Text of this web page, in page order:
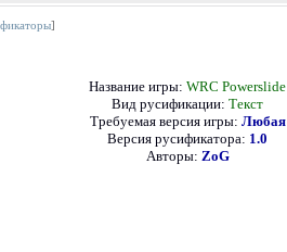
]
Название игры: WRC Powerslide
Вид русификации: Текст
Требуемая версия игры: Любая
Версия русификатора: 1.0
Авторы: ZoG